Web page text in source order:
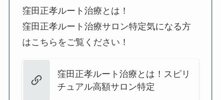
窪田正孝ルート治療とは！
窪田正孝ルート治療サロン特定気になる方
はこちらをご覧ください！
窪田正孝ルート治療とは！スピリ
チュアル高額サロン特定